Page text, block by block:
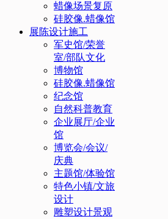
蜡像场景复原
硅胶像.蜡像馆
展陈设计施工
军史馆/荣誉
室/部队文化
博物馆
硅胶像.蜡像馆
纪念馆
自然科普教育
企业展厅/企业
馆
博览会/会议/
庆典
主题馆/体验馆
特色小镇/文旅
设计
雕塑设计景观